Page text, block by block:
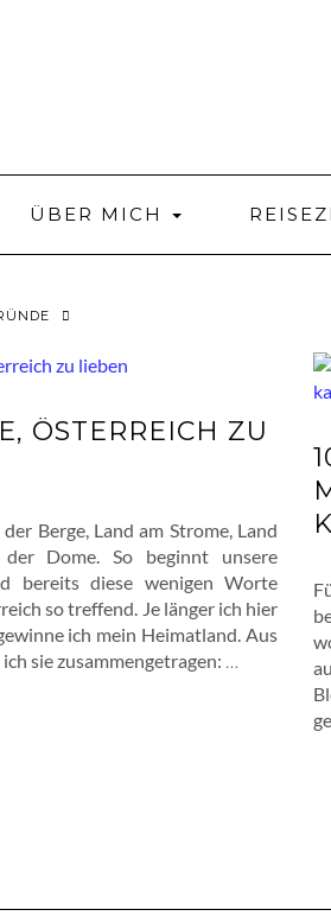
ÜBER MICH
ÖSTERREICH ZU
Berge, Land am Strome, Land
Dome. So beginnt unsere
bereits diese wenigen Worte
so treffend. Je länger ich hier
ich mein Heimatland. Aus
sie zusammengetragen: